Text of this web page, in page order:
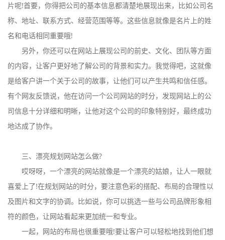
片呢!首要，你得把公司的基本信息都清楚地展现出来，比如公司名
称、地址、联系方式、经营范围等等。这些信息就像是名片上的姓
名和电话相同重要哦!
另外，你还可以在网站上展现公司的前史、文化、团队等方面
的内容，让客户更好地了解公司的背景和实力。我觉得吧，这就像
是给客户讲一个关于公司的故事，让他们可以产生共鸣和信任感。
有个网友反馈说，他在访问一个公司网站的时分，发现网站上的公
司信息十分详细和明晰，让他对这个公司的印象特别好，最终成功
地达成了协作。
三、漂亮规划网站怎么做?
哎呀呀，一个漂亮的网站就像是一个漂亮的姑娘，让人一眼就
喜爱上了!在规划网站的时分，要注意色彩的搭配、布局的合理性以
及图片和文字的协调。比如说，你可以挑选一些与公司品牌形象相
符的颜色，让网站看起来更加统一和专业。
一起，网站的布局也很重要哦!要让客户可以轻松地找到他们想